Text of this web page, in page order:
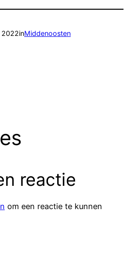
2022inMiddenoosten
reactie
om een reactie te kunnen